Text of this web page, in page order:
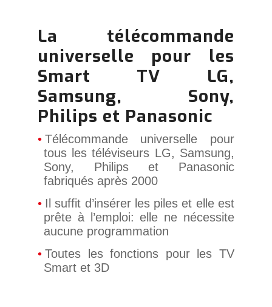
La télécommande
universelle pour les
Smart TV LG,
Samsung, Sony,
Philips et Panasonic
Télécommande universelle pour
tous les téléviseurs LG, Samsung,
Sony, Philips et Panasonic
fabriqués après 2000
Il suffit d’insérer les piles et elle est
prête à l’emploi: elle ne nécessite
aucune programmation
Toutes les fonctions pour les TV
Smart et 3D